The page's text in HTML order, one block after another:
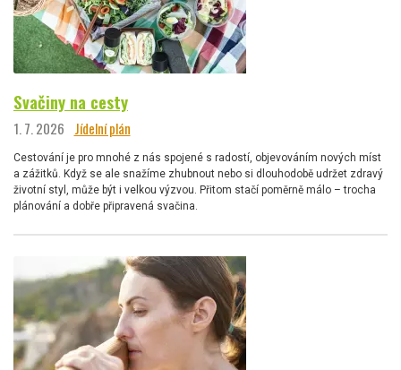
Svačiny na cesty
1. 7. 2026 Jídelní plán
Cestování je pro mnohé z nás spojené s radostí, objevováním nových míst
a zážitků. Když se ale snažíme zhubnout nebo si dlouhodobě udržet zdravý
životní styl, může být i velkou výzvou. Přitom stačí poměrně málo – trocha
plánování a dobře připravená svačina.